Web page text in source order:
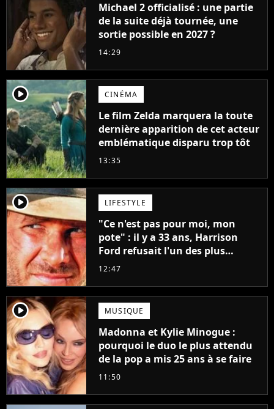
Michael 2 officialisé : une partie
de la suite déjà tournée, une
sortie possible en 2027 ?
14:29
player2 CINÉMA
Le film Zelda marquera la toute
dernière apparition de cet acteur
emblématique disparu trop tôt
13:35
player2 LIFESTYLE
"Ce n'est pas pour moi, mon
pote" : il y a 33 ans, Harrison
Ford refusait l'un des plus
grands succès de tous les temps
12:47
player2 MUSIQUE
Madonna et Kylie Minogue :
pourquoi le duo le plus attendu
de la pop a mis 25 ans à se faire
11:50